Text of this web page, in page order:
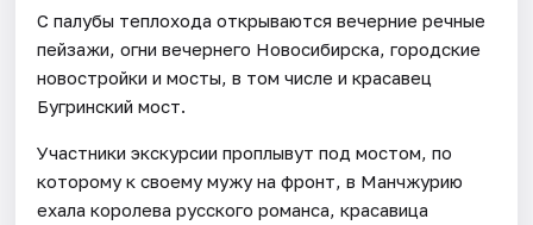
С палубы теплохода открываются вечерние речные
пейзажи, огни вечернего Новосибирска, городские
новостройки и мосты, в том числе и красавец
Бугринский мост.
Участники экскурсии проплывут под мостом, по
которому к своему мужу на фронт, в Манчжурию
ехала королева русского романса, красавица